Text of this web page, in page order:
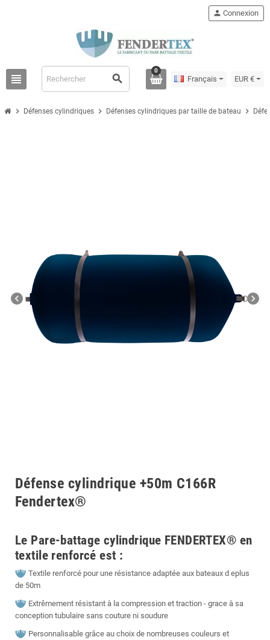
view_headline search
person Connexion
0
Français EUR €
chevron_right Défenses cylindriques chevron_right Défenses cylindriques par taille de bateau chevron_right
chevron_left chevron_right
Défense cylindrique +50m C166R
Fendertex®
Le Pare-battage cylindrique FENDERTEX® en
textile renforcé est :
Textile renforcé pour une résistance adaptée aux bateaux d eplus
de 50m
Extrêmement résistant à la compression et traction - grace à sa
conception tubulaire sans couture ni soudure
Personnalisable grâce au choix de nombreuses couleurs et